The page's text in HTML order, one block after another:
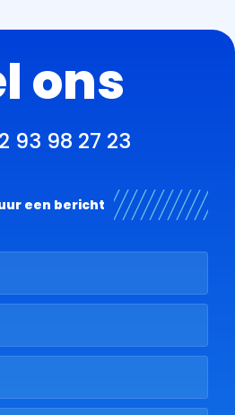
ons
93 98 27 23
een bericht